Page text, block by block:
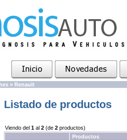
» Renault
Listado de productos
Viendo del 1 al 2 (de 2 productos)
Productos